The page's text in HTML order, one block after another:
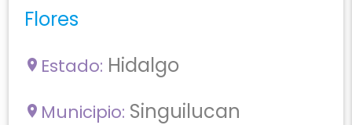
Flores
Estado: Hidalgo
Municipio: Singuilucan